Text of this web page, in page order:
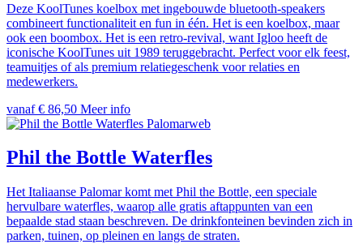
Deze KoolTunes koelbox met ingebouwde bluetooth-speakers
combineert functionaliteit en fun in één. Het is een koelbox, maar
ook een boombox. Het is een retro-revival, want Igloo heeft de
iconische KoolTunes uit 1989 teruggebracht. Perfect voor elk feest,
teamuitjes of als premium relatiegeschenk voor relaties en
medewerkers.
vanaf € 86,50 Meer info
Palomarweb
Phil the Bottle Waterfles
Het Italiaanse Palomar komt met Phil the Bottle, een speciale
hervulbare waterfles, waarop alle gratis aftappunten van een
bepaalde stad staan beschreven. De drinkfonteinen bevinden zich in
parken, tuinen, op pleinen en langs de straten.